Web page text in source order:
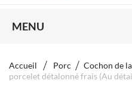
MENU
Accueil Porc Cochon de
porcelet détalonné frais (Au